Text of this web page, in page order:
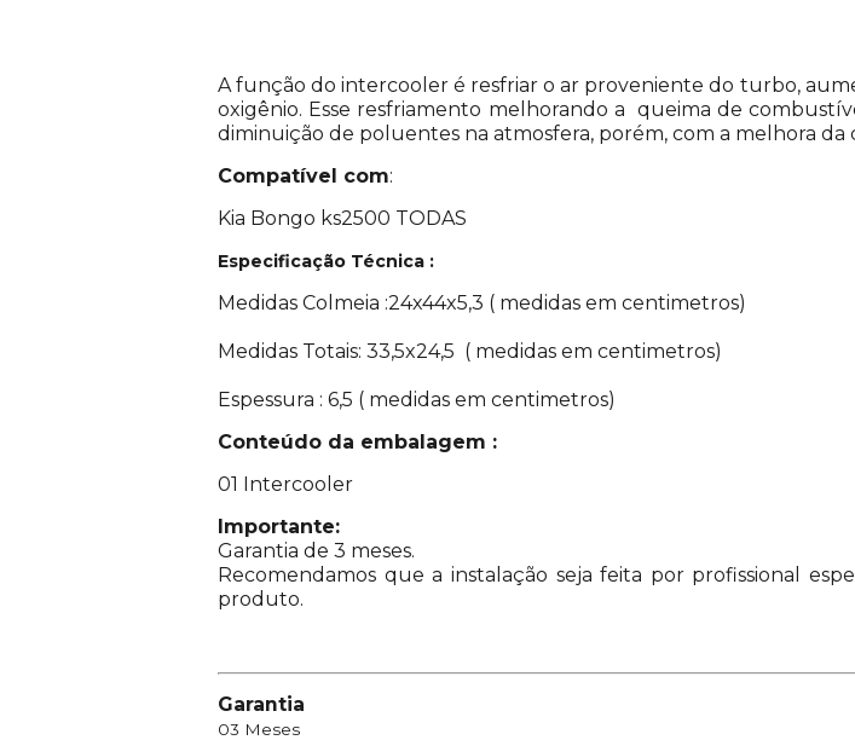
A função do intercooler é resfriar o ar proveniente do turbo,
oxigênio. Esse resfriamento melhorando a queima de
diminuição de poluentes na atmosfera, porém, com a melhora
Compatível com:
Kia Bongo ks2500 TODAS
Especificação Técnica :
Medidas Colmeia :24x44x5,3 ( medidas em centimetros)
Medidas Totais: 33,5x24,5 ( medidas em centimetros)
Espessura : 6,5 ( medidas em centimetros)
Conteúdo da embalagem :
01 Intercooler
Importante:
Garantia de 3 meses.
Recomendamos que a instalação seja feita por profissional
produto.
Garantia
03 Meses